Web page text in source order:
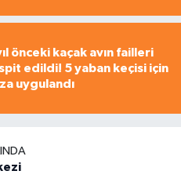
önceki kaçak avın failleri
edildi! 5 yaban keçisi için
uygulandı